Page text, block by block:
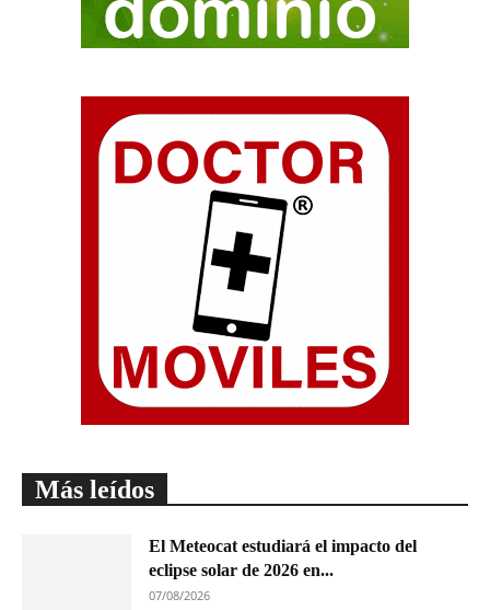
Más leídos
El Meteocat estudiará el impacto del
eclipse solar de 2026 en...
07/08/2026